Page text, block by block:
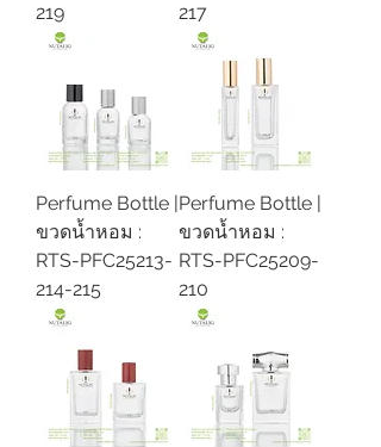
219
217
Perfume Bottle |
ขวดน้ำหอม :
RTS-PFC25213-
214-215
Perfume Bottle |
ขวดน้ำหอม :
RTS-PFC25209-
210